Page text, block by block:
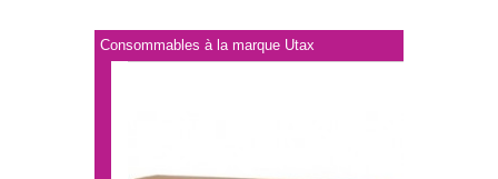
Consommables à la marque Utax